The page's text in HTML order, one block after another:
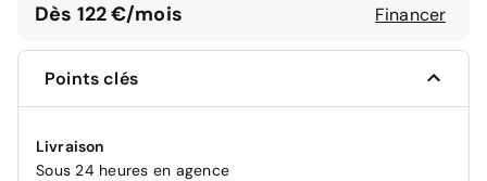
Dès 122 €/mois Financer
Points clés
Livraison
Sous 24 heures en agence